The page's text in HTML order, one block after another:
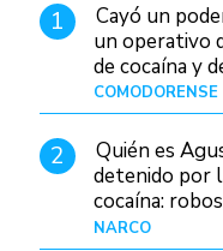
1
Cayó un
un operativo
de cocaína y
Patagonia
COMODORENSE
2
Quién es
detenido por
cocaína:
judiciales
NARCO